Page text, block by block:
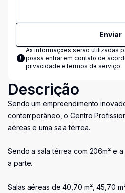
Enviar
As informações serão utilizadas
possa entrar em contato de
privacidade e termos de serviço
Descrição
Sendo um empreendimento
contemporâneo, o Centro
aéreas e uma sala térrea.
Sendo a sala térrea com 206m² e
a parte.
Salas aéreas de 40,70 m², 45,70